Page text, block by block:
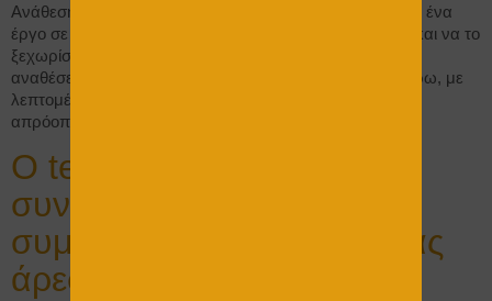
Ανάθεση έργου στον Texnognostis Για να αναθέσουμε ένα
έργο σε έναν επαγγελματία, πρέπει να τον επιλέξουμε και να το
ξεχωρίσουμε από το σύνολο της αγοράς . Αν ζητάτε να
αναθέσετε το έργο σας και να μην ασχοληθείτε περαιτέρω, με
λεπτομέρειες αλλά ούτε και να σας αγχώνουν τα τυχόν
απρόοπτα, για τα οποία δεν είστε […]
Ο texnognostis προτείνει
συναδέλφους και
συμβουλεύει : Κάτι που μας
άρεσε Νο 4